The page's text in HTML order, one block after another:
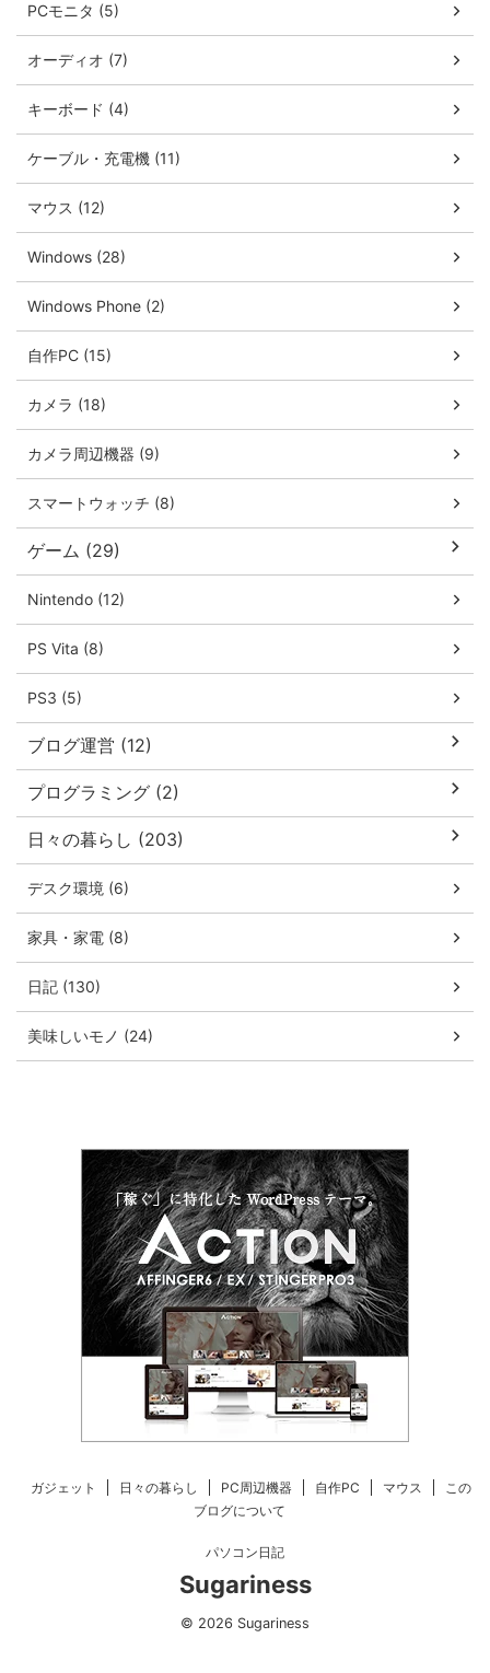
PCモニタ (5)
オーディオ (7)
キーボード (4)
ケーブル・充電機 (11)
マウス (12)
Windows (28)
Windows Phone (2)
自作PC (15)
カメラ (18)
カメラ周辺機器 (9)
スマートウォッチ (8)
ゲーム (29)
Nintendo (12)
PS Vita (8)
PS3 (5)
ブログ運営 (12)
プログラミング (2)
日々の暮らし (203)
デスク環境 (6)
家具・家電 (8)
日記 (130)
美味しいモノ (24)
ガジェット 日々の暮らし PC周辺機器 自作PC マウス
この
ブログについて
パソコン日記
Sugariness
© 2026 Sugariness